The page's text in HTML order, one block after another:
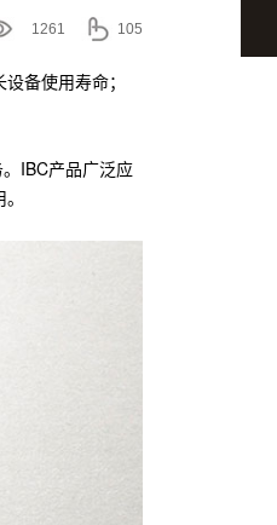
1261 105
备使用寿命；
IBC产品广泛应